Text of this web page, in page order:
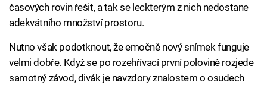
časových rovin řešit, a tak se leckterým z nich nedostane
adekvátního množství prostoru.
Nutno však podotknout, že emočně nový snímek funguje
velmi dobře. Když se po rozehřívací první polovině rozjede
samotný závod, divák je navzdory znalostem o osudech